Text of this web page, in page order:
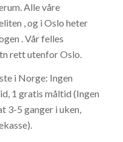
Alle våre
, og i Oslo heter
. Vår felles
rett utenfor Oslo.
i Norge: Ingen
1 gratis måltid (Ingen
3-5 ganger i uken,